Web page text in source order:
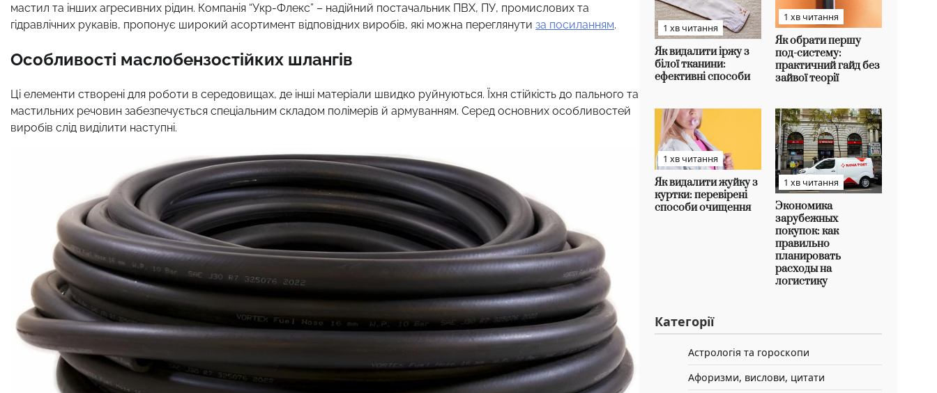
мастил та інших агресивних рідин. Компанія “Укр-Флекс” – надійний постачальник ПВХ, ПУ, промислових та
гідравлічних рукавів, пропонує широкий асортимент відповідних виробів, які можна переглянути за посиланням.
Особливості маслобензостійких шлангів
Ці елементи створені для роботи в середовищах, де інші матеріали швидко руйнуються. Їхня стійкість до пального та
мастильних речовин забезпечується спеціальним складом полімерів й армуванням. Серед основних особливостей
виробів слід виділити наступні.
1 хв читання
Як видалити іржу з
білої тканини:
ефективні способи
1 хв читання
Як обрати першу
под-систему:
практичний гайд без
зайвої теорії
1 хв читання
Як видалити жуйку з
куртки: перевірені
способи очищення
1 хв читання
Экономика
зарубежных
покупок: как
правильно
планировать
расходы на
логистику
Категорії
Астрологія та гороскопи
Афоризми, вислови, цитати